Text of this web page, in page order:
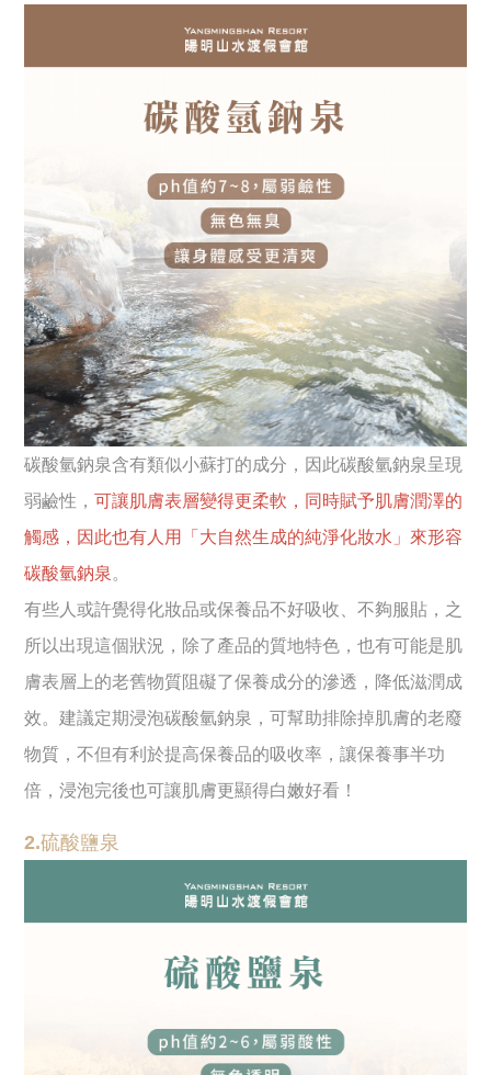
碳酸氫鈉泉含有類似小蘇打的成分，因此碳酸氫鈉泉呈現
弱鹼性，可讓肌膚表層變得更柔軟，同時賦予肌膚潤澤的
觸感，因此也有人用「大自然生成的純淨化妝水」來形容
碳酸氫鈉泉。
有些人或許覺得化妝品或保養品不好吸收、不夠服貼，之
所以出現這個狀況，除了產品的質地特色，也有可能是肌
膚表層上的老舊物質阻礙了保養成分的滲透，降低滋潤成
效。建議定期浸泡碳酸氫鈉泉，可幫助排除掉肌膚的老廢
物質，不但有利於提高保養品的吸收率，讓保養事半功
倍，浸泡完後也可讓肌膚更顯得白嫩好看！
2.硫酸鹽泉